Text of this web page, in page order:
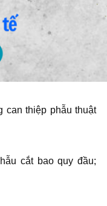
can thiệp phẫu thuật
cắt bao quy đầu;